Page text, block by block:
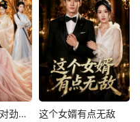
我家娘子，不对劲第四季 这个女婿有点无敌